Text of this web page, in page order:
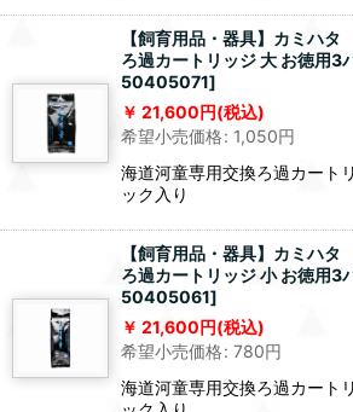
【飼育用品・器具】カミハ
ろ過カートリッジ 大 お徳用3
50405071]
21,600円(税込)
希望小売価格: 1,050円
海道河童専用交換ろ過カート
ック入り
【飼育用品・器具】カミハ
ろ過カートリッジ 小 お徳用3
50405061]
21,600円(税込)
希望小売価格: 780円
海道河童専用交換ろ過カート